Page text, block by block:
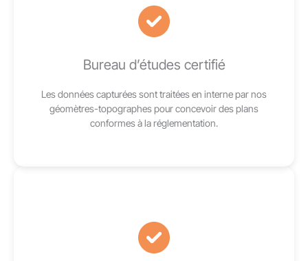
Bureau d’études certifié
Les données capturées sont traitées en interne par nos
géomètres-topographes pour concevoir des plans
conformes à la réglementation.